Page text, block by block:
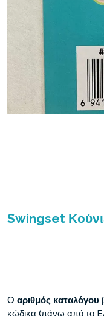
Swingset
Ο αριθμός καταλόγου
κώδικα (πάνω από το